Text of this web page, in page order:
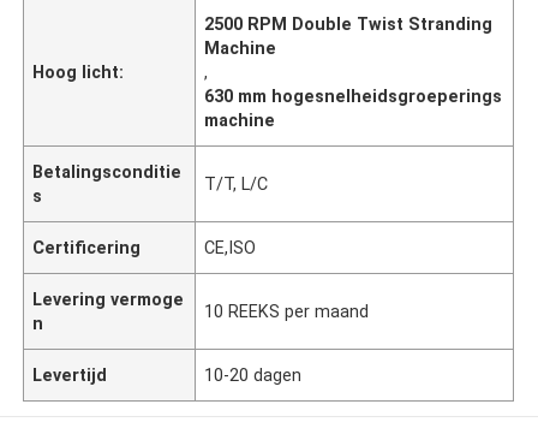
Hoog licht:
2500 RPM Double Twist Stranding
Machine
,
630 mm hogesnelheidsgroeperings
machine
Betalingsconditie
s
T/T, L/C
Certificering CE,ISO
Levering vermoge
n
10 REEKS per maand
Levertijd 10-20 dagen